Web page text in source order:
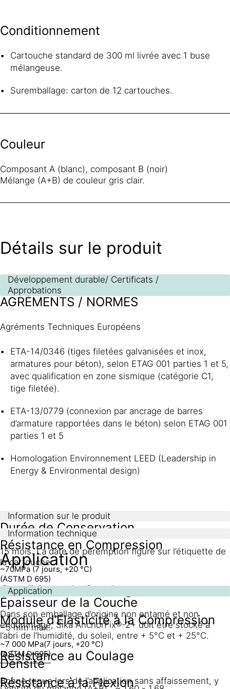
Conditionnement
Cartouche standard de 300 ml livrée avec 1 buse
mélangeuse.
Suremballage: carton de 12 cartouches.
Couleur
Composant A (blanc), composant B (noir)
Mélange (A+B) de couleur gris clair.
Détails sur le produit
Développement durable/ Certificats /
Approbations
AGRÉMENTS / NORMES
Agréments Techniques Européens
ETA-14/0346 (tiges filetées galvanisées et inox,
armatures pour béton), selon ETAG 001 parties 1 et 5,
avec qualification en zone sismique (catégorie C1,
tige filetée).
ETA-13/0779 (connexion par ancrage de barres
d’armature rapportées dans le béton) selon ETAG 001
parties 1 et 5
Homologation Environnement LEED (Leadership in
Energy & Environmental design)
Information sur le produit
Durée de Conservation
15 mois. La date de péremption figure sur l’étiquette de
la cartouche.
Conditions de Stockage
Dans son emballage d’origine non entamé et non
endommagé, Sika AnchorFix®-2+ doit être stocké à
l’abri de l’humidité, du soleil, entre + 5°C et + 25°C.
Densité
Information technique
Résistance en Compression
~70MPa (7 jours, +20 °C)
(ASTM D 695)
Module d’Elasticité à la Compression
~7 000 MPa(7 jours, +20 °C)
(ASTM D 695)
Résistance à la Flexion
Application
Application
Épaisseur de la Couche
~5 mm max.
Résistance au Coulage
Bonne tenue lors de l’application sans affaissement, y